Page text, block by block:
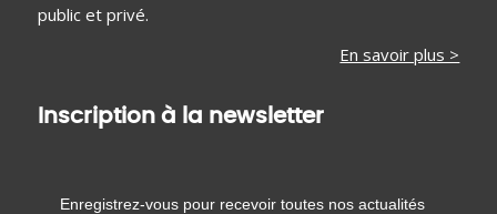
public et privé.
En savoir plus >
Inscription à la newsletter
Enregistrez-vous pour recevoir toutes nos actualités